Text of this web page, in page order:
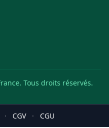
Tous droits réservés.
· CGV · CGU